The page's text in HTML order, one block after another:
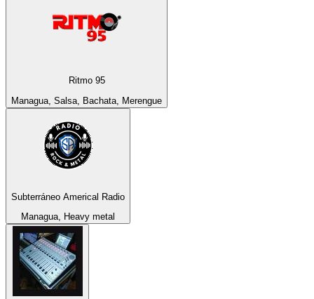
Ritmo 95
Managua, Salsa, Bachata, Merengue
Subterráneo Americal Radio
Managua, Heavy metal